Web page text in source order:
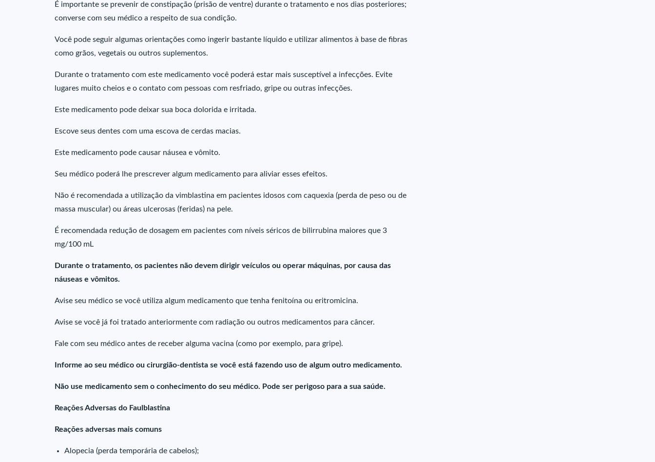
É importante se prevenir de constipação (prisão de ventre) durante o tratamento e nos dias posteriores;
converse com seu médico a respeito de sua condição.
Você pode seguir algumas orientações como ingerir bastante líquido e utilizar alimentos à base de fibras
como grãos, vegetais ou outros suplementos.
Durante o tratamento com este medicamento você poderá estar mais susceptível a infecções. Evite
lugares muito cheios e o contato com pessoas com resfriado, gripe ou outras infecções.
Este medicamento pode deixar sua boca dolorida e irritada.
Escove seus dentes com uma escova de cerdas macias.
Este medicamento pode causar náusea e vômito.
Seu médico poderá lhe prescrever algum medicamento para aliviar esses efeitos.
Não é recomendada a utilização da vimblastina em pacientes idosos com caquexia (perda de peso ou de
massa muscular) ou áreas ulcerosas (feridas) na pele.
É recomendada redução de dosagem em pacientes com níveis séricos de bilirrubina maiores que 3
mg/100 mL
Durante o tratamento, os pacientes não devem dirigir veículos ou operar máquinas, por causa das
náuseas e vômitos.
Avise seu médico se você utiliza algum medicamento que tenha fenitoína ou eritromicina.
Avise se você já foi tratado anteriormente com radiação ou outros medicamentos para câncer.
Fale com seu médico antes de receber alguma vacina (como por exemplo, para gripe).
Informe ao seu médico ou cirurgião-dentista se você está fazendo uso de algum outro medicamento.
Não use medicamento sem o conhecimento do seu médico. Pode ser perigoso para a sua saúde.
Reações Adversas do Faulblastina
Reações adversas mais comuns
Alopecia (perda temporária de cabelos);